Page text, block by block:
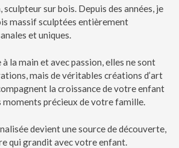
sculpteur sur bois. Depuis des années, je
massif sculptées entièrement
et uniques.
à la main et avec passion, elles ne sont
mais de véritables créations d’art
la croissance de votre enfant
précieux de votre famille.
devient une source de découverte,
qui grandit avec votre enfant.